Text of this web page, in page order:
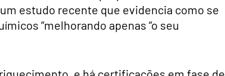
estudo recente que evidencia como se
“melhorando apenas “o seu